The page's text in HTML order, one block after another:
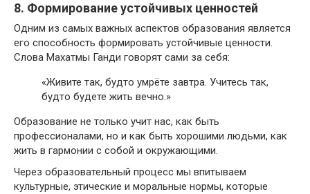
8. Формирование устойчивых ценностей
Одним из самых важных аспектов образования является
его способность формировать устойчивые ценности.
Слова Махатмы Ганди говорят сами за себя:
«Живите так, будто умрёте завтра. Учитесь так,
будто будете жить вечно.»
Образование не только учит нас, как быть
профессионалами, но и как быть хорошими людьми, как
жить в гармонии с собой и окружающими.
Через образовательный процесс мы впитываем
культурные, этические и моральные нормы, которые